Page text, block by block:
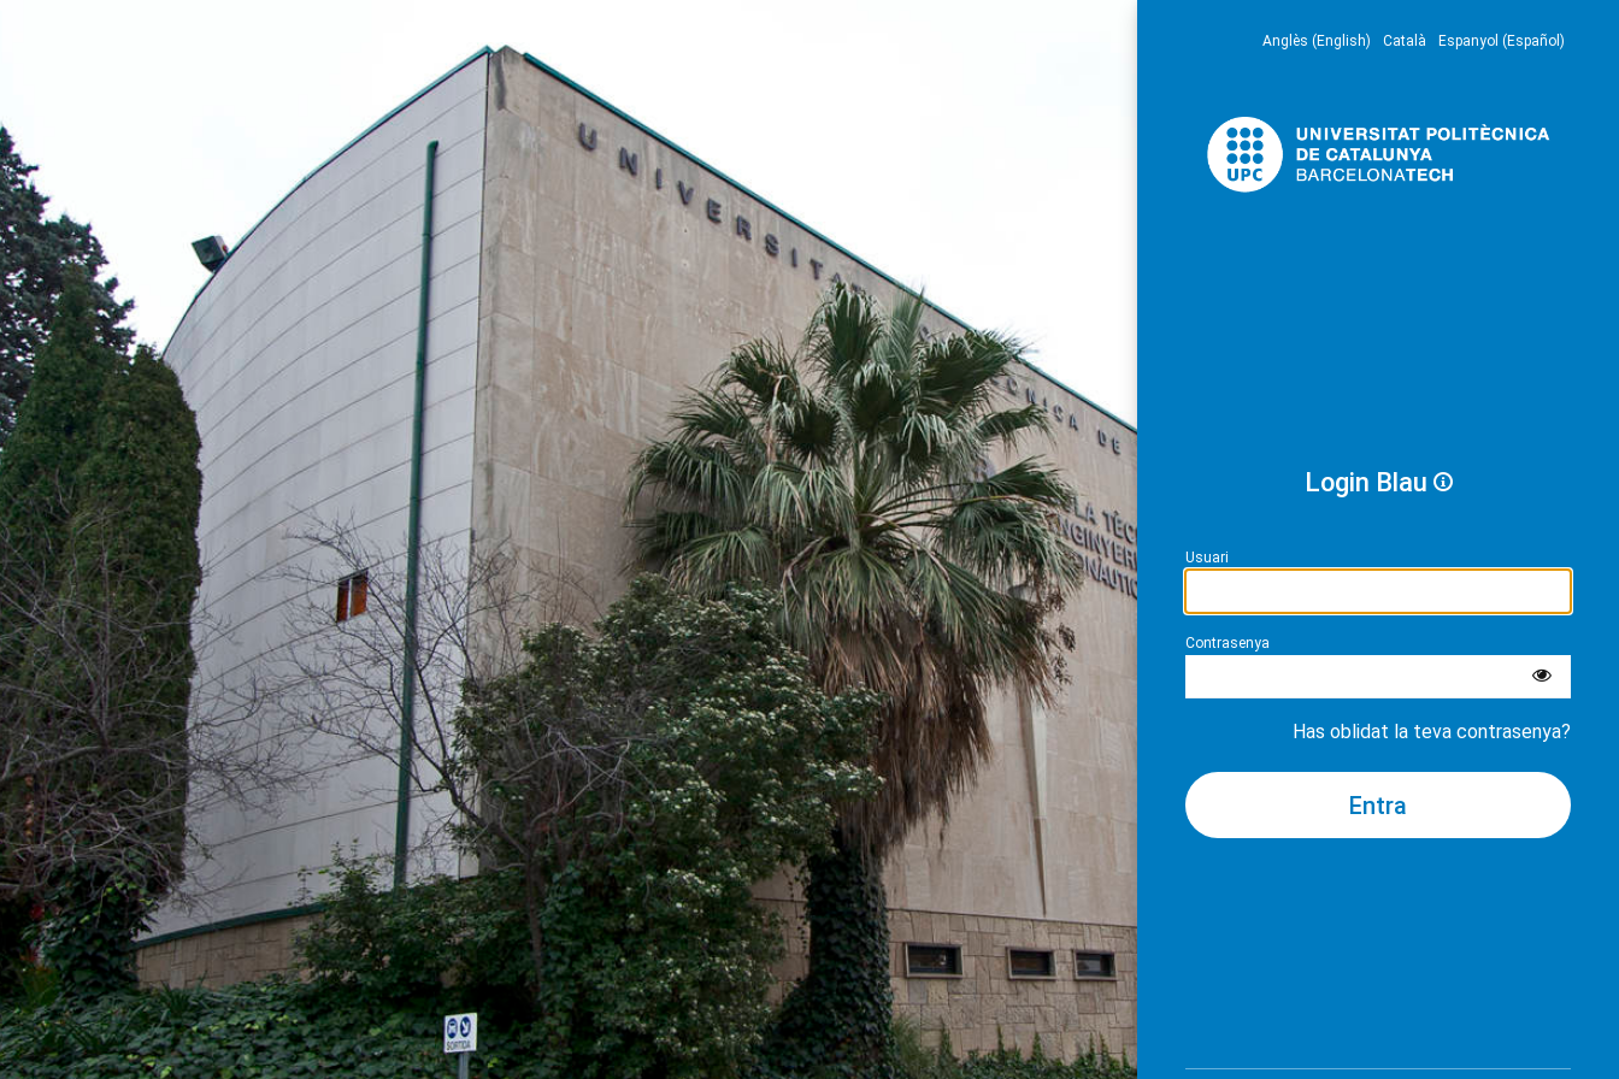
Anglès (English) Català Espanyol (Español)
Login Blau
Usuari
Contrasenya
Has oblidat la teva contrasenya?